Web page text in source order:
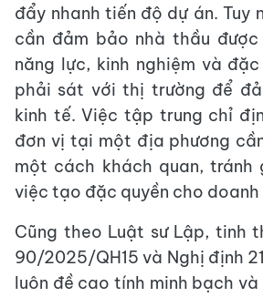
đẩy nhanh tiến độ dự án. Tuy
cần đảm bảo nhà thầu
năng lực, kinh nghiệm và
phải sát với thị trường để
kinh tế. Việc tập trung chỉ
đơn vị tại một địa phương
một cách khách quan, tránh
việc tạo đặc quyền cho doanh
Cũng theo Luật sư Lập, tinh
90/2025/QH15 và Nghị định
luôn đề cao tính minh bạch